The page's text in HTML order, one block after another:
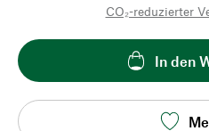
CO₂-reduzierter
In den